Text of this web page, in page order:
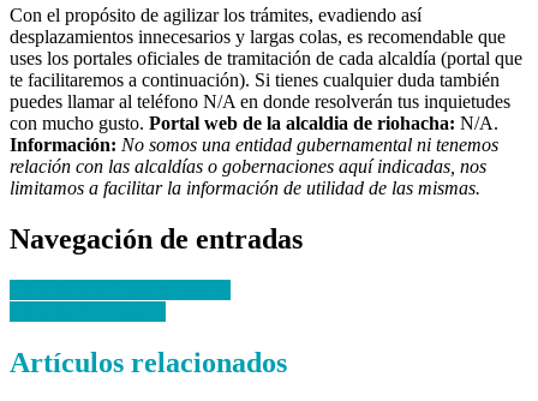
Con el propósito de agilizar los trámites, evadiendo así
desplazamientos innecesarios y largas colas, es recomendable que
uses los portales oficiales de tramitación de cada alcaldía (portal que
te facilitaremos a continuación). Si tienes cualquier duda también
puedes llamar al teléfono N/A en donde resolverán tus inquietudes
con mucho gusto. Portal web de la alcaldia de riohacha: N/A.
Información: No somos una entidad gubernamental ni tenemos
relación con las alcaldías o gobernaciones aquí indicadas, nos
limitamos a facilitar la información de utilidad de las mismas.
Navegación de entradas
Artículos relacionados